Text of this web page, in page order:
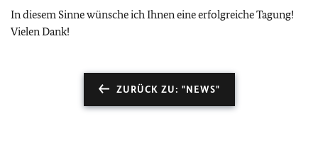
In diesem Sinne wünsche ich Ihnen eine erfolgreiche Tagung!
Vielen Dank!
ZURÜCK ZU: "NEWS"